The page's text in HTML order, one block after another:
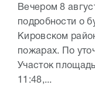
Вечером 8
подробности о
Кировском
пожарах. По
Участок
11:48,...